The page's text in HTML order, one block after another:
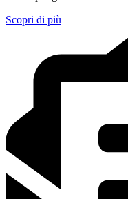
Scopri di più